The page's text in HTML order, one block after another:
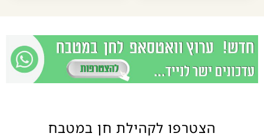
הצטרפו לקהילת חן במטבח